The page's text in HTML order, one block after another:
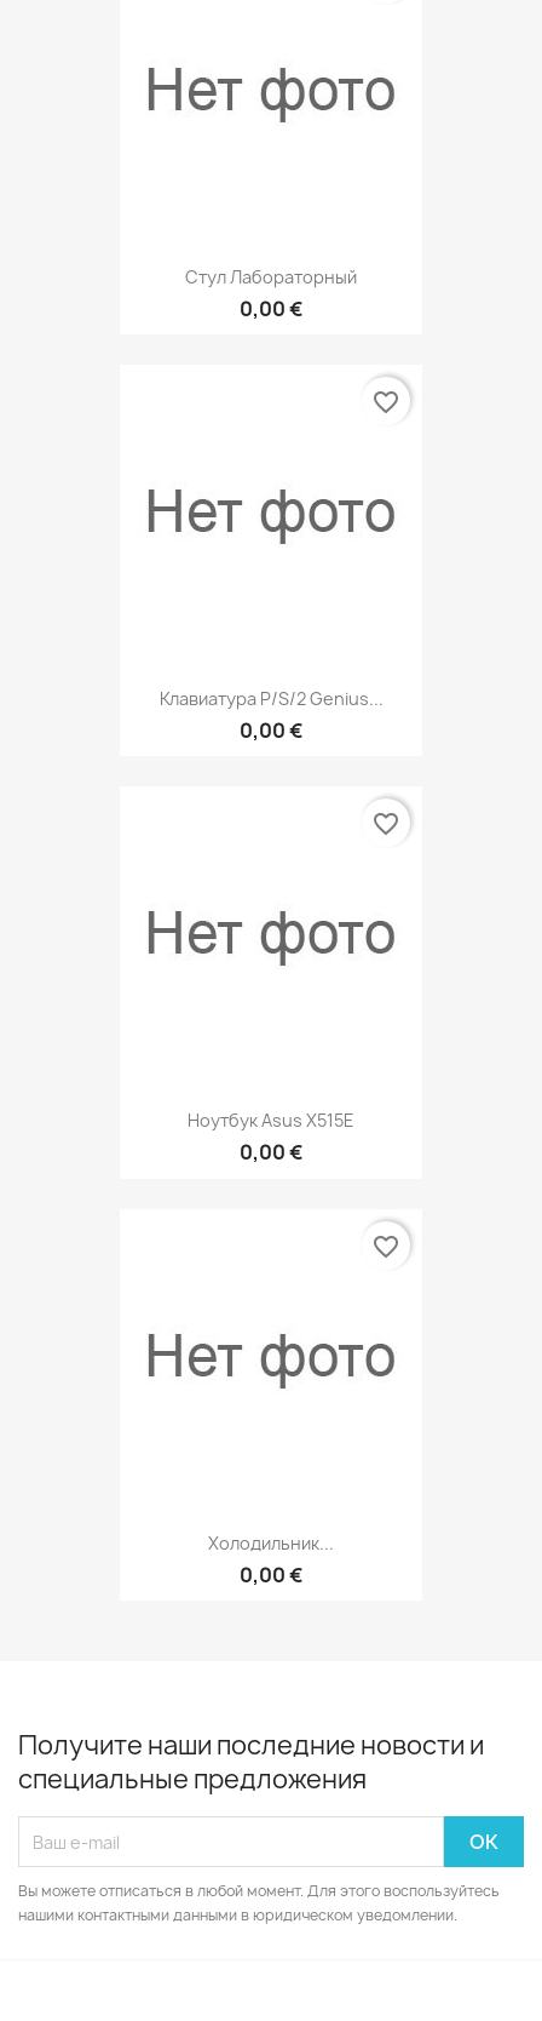
Стул Лабораторный
0,00 €
Клавиатура P/S/2 Genius...
0,00 €
favorite_border
Ноутбук Asus X515E
0,00 €
favorite_border
Холодильник...
0,00 €
favorite_border
Получите наши последние новости и
специальные предложения
Вы можете отписаться в любой момент. Для этого воспользуйтесь
нашими контактными данными в юридическом уведомлении.